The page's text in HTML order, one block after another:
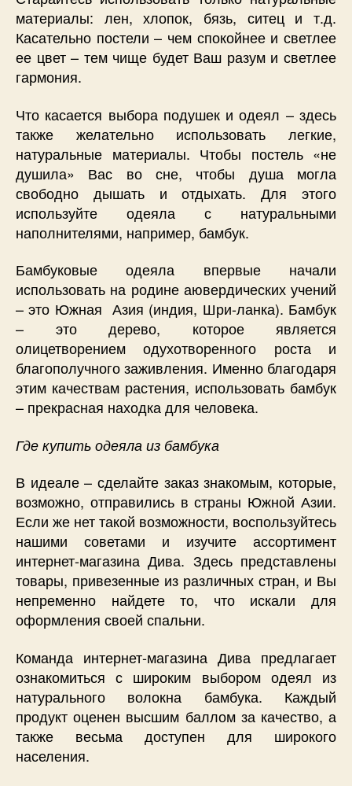
материалы: лен, хлопок, бязь, ситец и т.д.
Касательно постели – чем спокойнее и светлее
ее цвет – тем чище будет Ваш разум и светлее
гармония.
Что касается выбора подушек и одеял – здесь
также желательно использовать легкие,
натуральные материалы. Чтобы постель «не
душила» Вас во сне, чтобы душа могла
свободно дышать и отдыхать. Для этого
используйте одеяла с натуральными
наполнителями, например, бамбук.
Бамбуковые одеяла впервые начали
использовать на родине аювердических учений
– это Южная Азия (индия, Шри-ланка). Бамбук
– это дерево, которое является
олицетворением одухотворенного роста и
благополучного заживления. Именно благодаря
этим качествам растения, использовать бамбук
– прекрасная находка для человека.
Где купить одеяла из бамбука
В идеале – сделайте заказ знакомым, которые,
возможно, отправились в страны Южной Азии.
Если же нет такой возможности, воспользуйтесь
нашими советами и изучите ассортимент
интернет-магазина Дива. Здесь представлены
товары, привезенные из различных стран, и Вы
непременно найдете то, что искали для
оформления своей спальни.
Команда интернет-магазина Дива предлагает
ознакомиться с широким выбором одеял из
натурального волокна бамбука. Каждый
продукт оценен высшим баллом за качество, а
также весьма доступен для широкого
населения.